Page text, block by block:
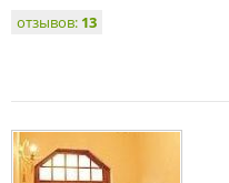
отзывов: 13